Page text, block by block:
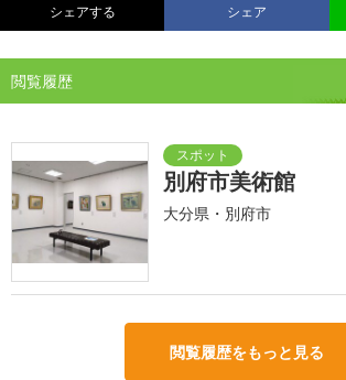
シェアする シェア
閲覧履歴
別府市美術館
大分県・別府市
閲覧履歴をもっと見る